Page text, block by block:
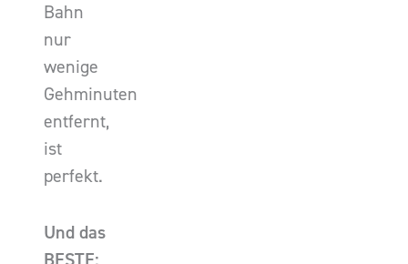
Bahn
nur
wenige
Gehminuten
entfernt,
ist
perfekt.
Und das